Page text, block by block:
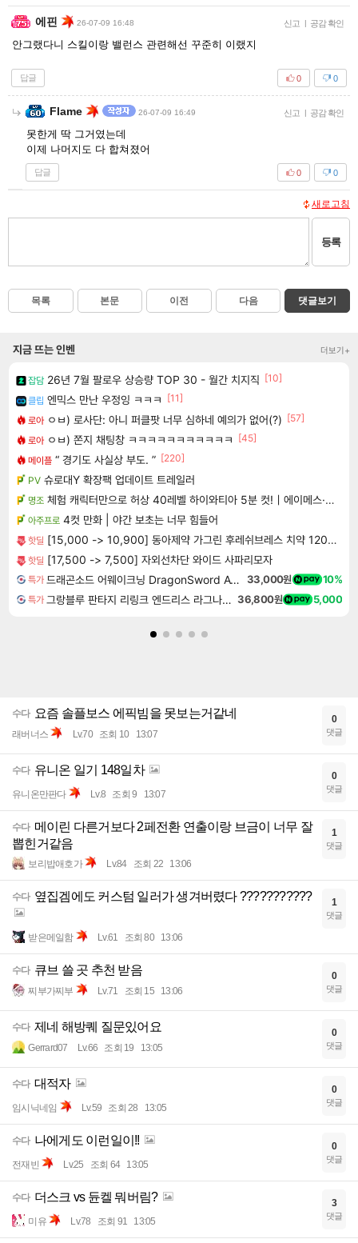
에핀 26-07-09 16:48 신고 | 공감 확인
안그랬다니 스킬이랑 밸런스 관련해선 꾸준히 이랬지
답글 0
0
Flame 26-07-09 16:49 신고 | 공감 확인
못한게 딱 그거였는데
이제 나머지도 다 합쳐졌어
답글 0
0
새로고침
등록
목록 본문 이전 다음 댓글보기
지금 뜨는 인벤 더보기+
잡담 26년 7월 팔로우 상승량 TOP 30 - 월간 치지직 [10]
클립 엔믹스 만난 우정잉 ㅋㅋㅋ
[11]
로아 ㅇㅂ) 로사단: 아니 퍼클팟 너무 심하네 예의가 없어(?) [57]
로아 ㅇㅂ) 쫀지 채팅창 ㅋㅋㅋㅋㅋㅋㅋㅋㅋㅋㅋ
[45]
메이플 “ 경기도 사실상 부도. ” [220]
PV 슈로대Y 확장팩 업데이트 트레일러
명조 체험 캐릭터만으로 허상 40레벨 하이와티아 5분 컷!｜에이메스·린네·모니에 명함
아주프로 4컷 만화 | 야간 보초는 너무 힘들어
핫딜 [15,000 -> 10,900] 동아제약 가그린 후레쉬브레스 치약 120g 3개
핫딜 [17,500 -> 7,500] 자외선차단 와이드 사파리모자
특가 드래곤소드 어웨이크닝 DragonSword Awakening 33,000원 10%
특가 그랑블루 판타지 리링크 엔드리스 라그나로크 업그레이드 킷 Granblue Fantasy Relink Endless Ragnarok Upgrade Kit DLC 36,800원 5,000
수다 요즘 솔플보스 에픽빔을 못보는거같네
래버너스 Lv.70 조회 10 13:07
0
댓글
수다 유니온 일기 148일차
유니온만판다 Lv.8 조회 9 13:07
0
댓글
수다 메이린 다른거보다 2페전환 연출이랑 브금이 너무 잘
뽑힌거같음
보리밥애호가 Lv.84 조회 22 13:06
1
댓글
수다 옆집겜에도 커스텀 일러가 생겨버렸다 ???????????
받은메일함 Lv.61 조회 80 13:06
1
댓글
수다 큐브 쓸 곳 추천 받음
찌부가찌부 Lv.71 조회 15 13:06
0
댓글
수다 제네 해방퀘 질문있어요
Gerrard07 Lv.66 조회 19 13:05
0
댓글
수다 대적자
임시닉네임 Lv.59 조회 28 13:05
0
댓글
수다 나에게도 이런일이!!
전재빈 Lv.25 조회 64 13:05
0
댓글
수다 더스크 vs 듄켈 뭐버림?
미유 Lv.78 조회 91 13:05
3
댓글